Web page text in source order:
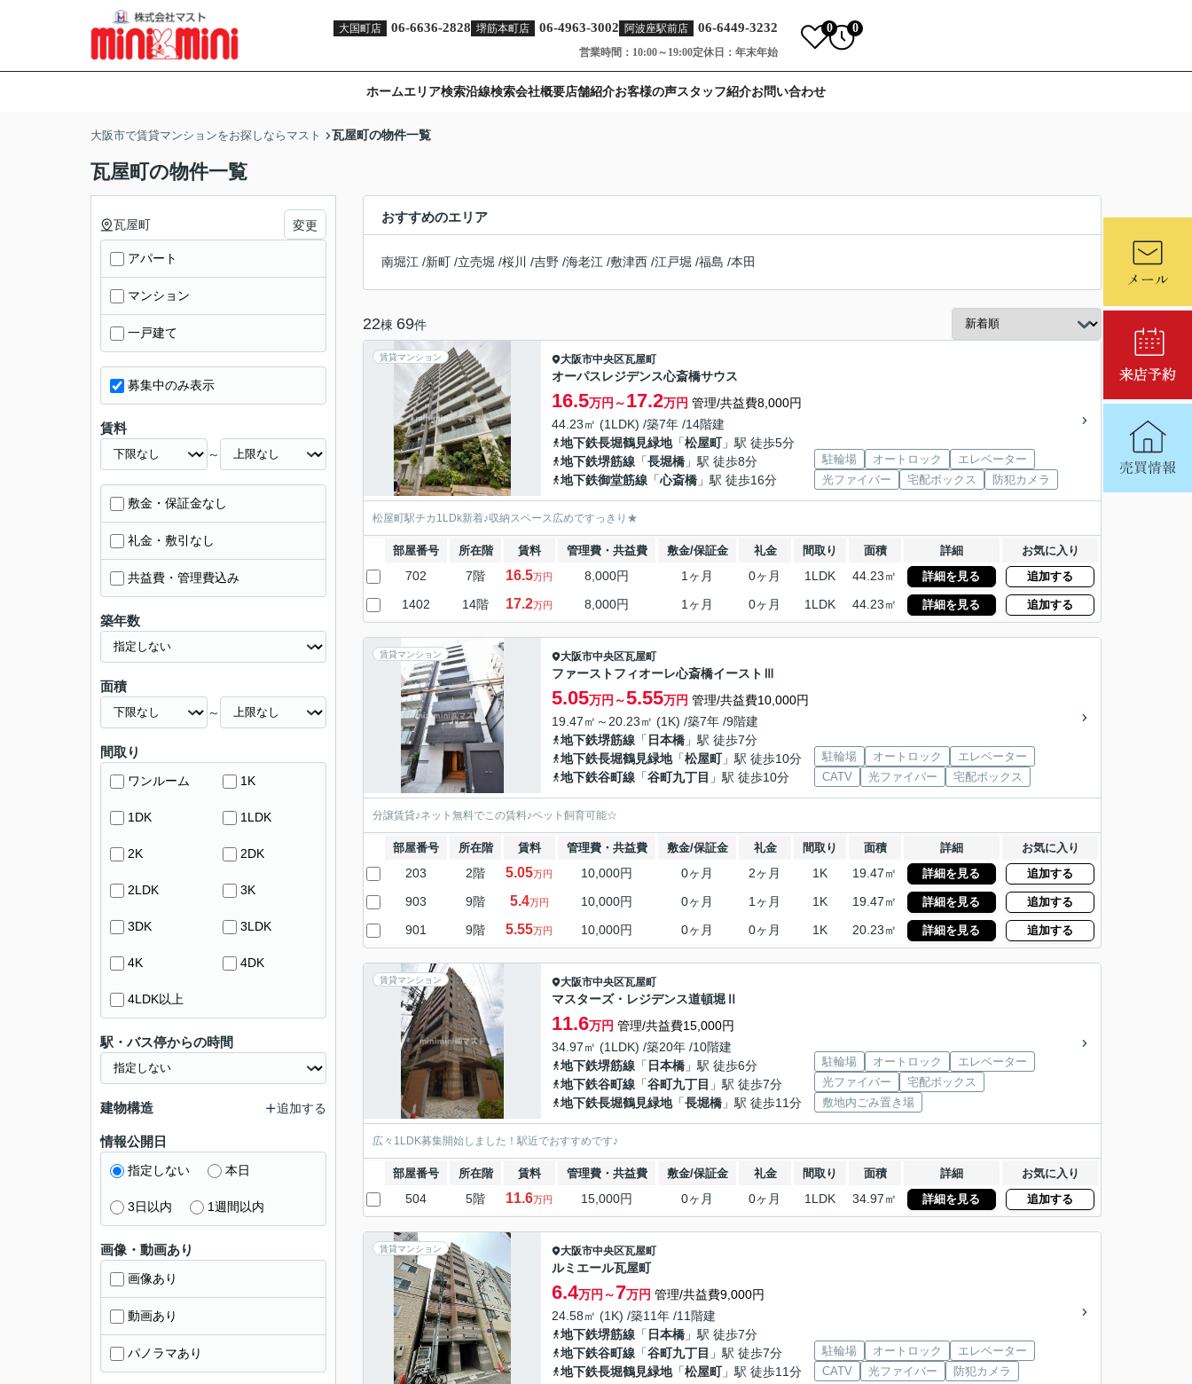
大国町店 06-6636-2828 堺筋本町店 06-4963-3002 阿波座駅前店 06-6449-3232
営業時間：10:00～19:00定休日：年末年始
0 0
ホームエリア検索沿線検索会社概要店舗紹介お客様の声スタッフ紹介お問い合わせ
大阪市で賃貸マンションをお探しならマスト 瓦屋町の物件一覧
瓦屋町の物件一覧
おすすめのエリア
南堀江 /新町 /立売堀 /桜川 /吉野 /海老江 /敷津西 /江戸堀 /福島 /本田
22棟 69件
賃貸マンション 大阪市中央区瓦屋町
オーパスレジデンス心斎橋サウス
16.5万円～17.2万円 管理/共益費8,000円
44.23㎡ (1LDK) /築7年 /14階建
地下鉄長堀鶴見緑地「松屋町」駅 徒歩5分
地下鉄堺筋線 「長堀橋 」駅 徒歩8分
地下鉄御堂筋線 「心斎橋 」駅 徒歩16分
駐輪場 オートロック
エレベーター
光ファイバー
宅配ボックス 防犯カメラ
松屋町駅チカ1LDk新着♪収納スペース広めですっきり★
部屋番号 所在階 賃料 管理費・共益費 敷金/保証金 礼金 間取り 面積 詳細 お気に入り
702 7階 16.5万円 8,000円 1ヶ月 0ヶ月 1LDK 44.23㎡ 詳細を見る 追加する
1402 14階 17.2万円 8,000円 1ヶ月 0ヶ月 1LDK 44.23㎡ 詳細を見る 追加する
賃貸マンション 大阪市中央区瓦屋町
ファーストフィオーレ心斎橋イーストⅢ
5.05万円～5.55万円 管理/共益費10,000円
19.47㎡～20.23㎡ (1K) /築7年 /9階建
地下鉄堺筋線 「 日本橋 」駅 徒歩7分
地下鉄長堀鶴見緑地「松屋町」駅 徒歩10分
地下鉄谷町線 「谷町九丁目 」駅 徒歩10分
駐輪場 オートロック
エレベーター
CATV
光ファイバー 宅配ボックス
分譲賃貸♪ネット無料でこの賃料♪ペット飼育可能☆
部屋番号 所在階 賃料 管理費・共益費 敷金/保証金 礼金 間取り 面積 詳細 お気に入り
203 2階 5.05万円 10,000円 0ヶ月 2ヶ月 1K 19.47㎡ 詳細を見る 追加する
903 9階 5.4万円 10,000円 0ヶ月 1ヶ月 1K 19.47㎡ 詳細を見る 追加する
901 9階 5.55万円 10,000円 0ヶ月 0ヶ月 1K 20.23㎡ 詳細を見る 追加する
賃貸マンション 大阪市中央区瓦屋町
マスターズ・レジデンス道頓堀Ⅱ
11.6万円 管理/共益費15,000円
34.97㎡ (1LDK) /築20年 /10階建
地下鉄堺筋線 「 日本橋 」駅 徒歩6分
地下鉄谷町線 「谷町九丁目 」駅 徒歩7分
地下鉄長堀鶴見緑地「長堀橋 」駅 徒歩11分
駐輪場 オートロック
エレベーター
光ファイバー
宅配ボックス
敷地内ごみ置き場
広々1LDK募集開始しました！駅近でおすすめです♪
部屋番号 所在階 賃料 管理費・共益費 敷金/保証金 礼金 間取り 面積 詳細 お気に入り
504 5階 11.6万円 15,000円 0ヶ月 0ヶ月 1LDK 34.97㎡ 詳細を見る 追加する
賃貸マンション 大阪市中央区瓦屋町
ルミエール瓦屋町
6.4万円～7万円 管理/共益費9,000円
24.58㎡ (1K) /築11年 /11階建
地下鉄堺筋線 「 日本橋 」駅 徒歩7分
地下鉄谷町線 「谷町九丁目 」駅 徒歩7分
地下鉄長堀鶴見緑地「松屋町」駅 徒歩11分
駐輪場 オートロック
エレベーター
CATV
光ファイバー 防犯カメラ
瓦屋町 変更
アパート
マンション
一戸建て
募集中のみ表示
賃料
～
敷金・保証金なし
礼金・敷引なし
共益費・管理費込み
築年数
面積
～
間取り
ワンルーム 1K
1DK 1LDK
2K 2DK
2LDK 3K
3DK 3LDK
4K 4DK
4LDK以上
駅・バス停からの時間
建物構造 追加する
情報公開日
指定しない 本日
3日以内 1週間以内
画像・動画あり
画像あり
動画あり
パノラマあり